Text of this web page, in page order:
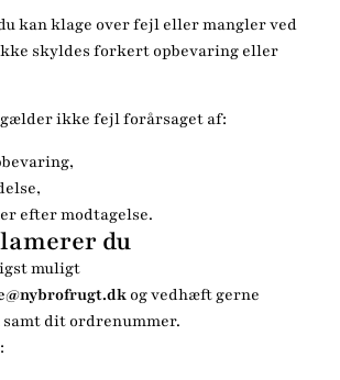
kan klage over fejl eller mangler ved
skyldes forkert opbevaring eller
ikke fejl forårsaget af:
efter modtagelse.
du
muligt
og vedhæft gerne
dit ordrenummer.